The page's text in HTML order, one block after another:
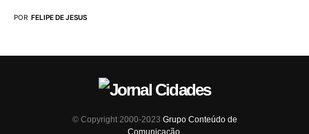
POR FELIPE DE JESUS
© Copyright 2000-2023 Grupo Conteúdo de
Comunicação.